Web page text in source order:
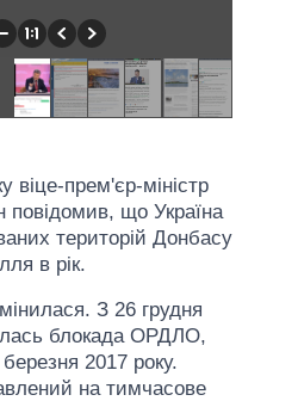
віце-прем'єр-міністр
повідомив, що Україна
територій Донбасу
в рік.
З 26 грудня
блокада ОРДЛО,
2017 року.
на тимчасове